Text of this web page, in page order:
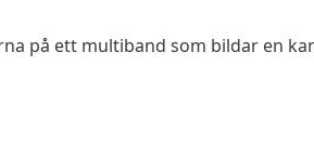
på ett multiband som bildar en